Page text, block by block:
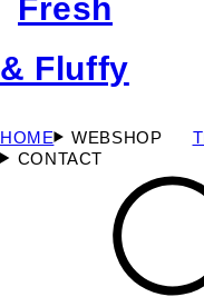
HOME WEBSHOP
CONTACT